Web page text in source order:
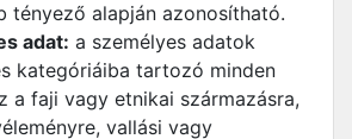
tényező alapján azonosítható.
adat: a személyes adatok
kategóriáiba tartozó minden
a faji vagy etnikai származásra,
vallási vagy